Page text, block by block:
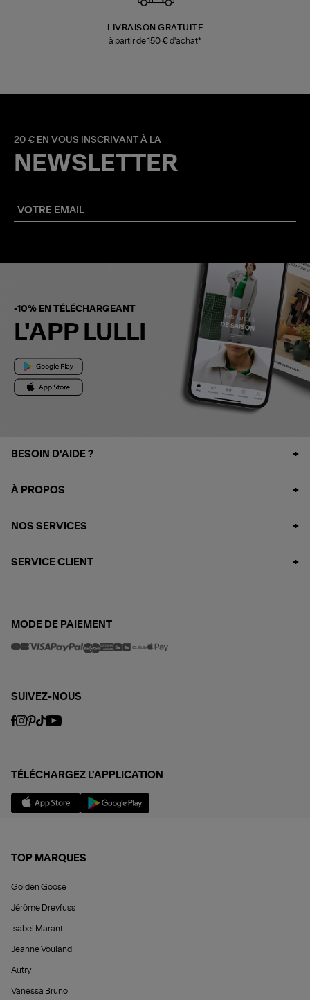
LIVRAISON GRATUITE
à partir de 150 € d'achat*
20 € EN VOUS INSCRIVANT À LA
NEWSLETTER
-10% EN TÉLÉCHARGEANT
L'APP LULLI
BESOIN D'AIDE ?
À PROPOS
NOS SERVICES
SERVICE CLIENT
MODE DE PAIEMENT
SUIVEZ-NOUS
TÉLÉCHARGEZ L'APPLICATION
TOP MARQUES
Golden Goose
Jérôme Dreyfuss
Isabel Marant
Jeanne Vouland
Autry
Vanessa Bruno